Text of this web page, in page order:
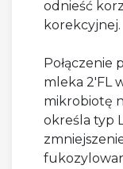
odnieść
korekcyjnej.
Połączenie
mleka 2'FL
mikrobiotę
określa typ